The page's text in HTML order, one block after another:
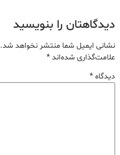
دیدگاهتان را بنویسید
نشانی ایمیل شما منتشر نخواهد شد.
علامت‌گذاری شده‌اند*
دیدگاه*